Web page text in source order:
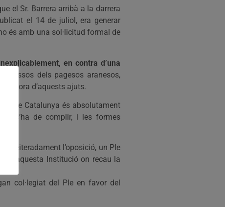
el Sr. Barrera arribà a la darrera
el 14 de juliol, era generar
és amb una sol·licitud formal de
en contra d’una
dels pagesos aranesos,
millora d’aquests ajuts.
de Catalunya és absolutament
s’ha de complir, i les formes
reiteradament l’oposició, un Ple
d’aquesta Institució on recau la
col·legiat del Ple en favor del